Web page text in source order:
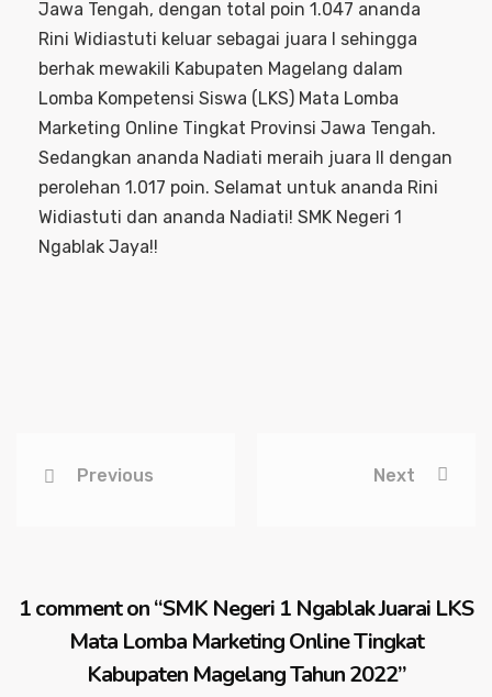
Jawa Tengah, dengan total poin 1.047 ananda
Rini Widiastuti keluar sebagai juara I sehingga
berhak mewakili Kabupaten Magelang dalam
Lomba Kompetensi Siswa (LKS) Mata Lomba
Marketing Online Tingkat Provinsi Jawa Tengah.
Sedangkan ananda Nadiati meraih juara II dengan
perolehan 1.017 poin. Selamat untuk ananda Rini
Widiastuti dan ananda Nadiati! SMK Negeri 1
Ngablak Jaya!!
Previous Next
1 comment on “SMK Negeri 1 Ngablak Juarai LKS
Mata Lomba Marketing Online Tingkat
Kabupaten Magelang Tahun 2022”